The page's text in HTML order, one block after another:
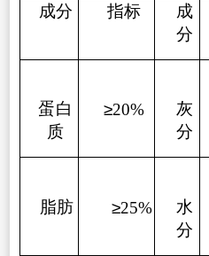
成分 指标
成
分
蛋白
质
≥20%
灰
分
脂肪 ≥25%
水
分